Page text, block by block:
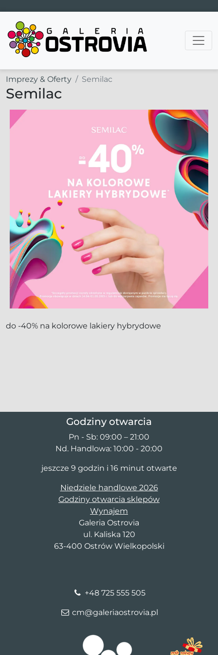
Main Navigation
Imprezy & Oferty Semilac
Semilac
do -40% na kolorowe lakiery hybrydowe
Godziny otwarcia
Pn - Sb: 09:00 – 21:00
Nd. Handlowa: 10:00 - 20:00
jeszcze 9 godzin i 16 minut otwarte
Niedziele handlowe 2026
Godziny otwarcia sklepów
Wynajem
Galeria Ostrovia
ul. Kaliska 120
63-400 Ostrów Wielkopolski
+48 725 555 505
cm@galeriaostrovia.pl